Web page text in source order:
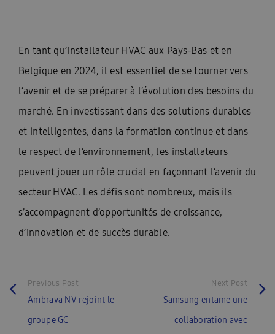
En tant qu’installateur HVAC aux Pays-Bas et en
Belgique en 2024, il est essentiel de se tourner vers
l’avenir et de se préparer à l’évolution des besoins du
marché. En investissant dans des solutions durables
et intelligentes, dans la formation continue et dans
le respect de l’environnement, les installateurs
peuvent jouer un rôle crucial en façonnant l’avenir du
secteur HVAC. Les défis sont nombreux, mais ils
s’accompagnent d’opportunités de croissance,
d’innovation et de succès durable.
Previous Post
Ambrava NV rejoint le
groupe GC
Next Post
Samsung entame une
collaboration avec